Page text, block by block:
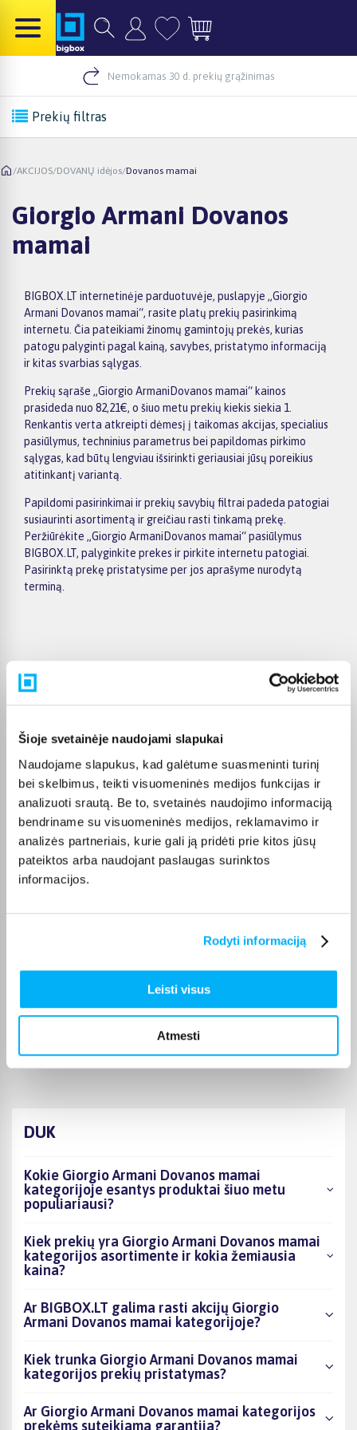
Šioje svetainėje naudojami slapukai
Naudojame slapukus, kad galėtume suasmeninti turinį
bei skelbimus, teikti visuomeninės medijos funkcijas ir
analizuoti srautą. Be to, svetainės naudojimo informaciją
bendriname su visuomeninės medijos, reklamavimo ir
analizės partneriais, kurie gali ją pridėti prie kitos jūsų
pateiktos arba naudojant paslaugas surinktos
informacijos.
Rodyti informaciją
Leisti visus
Atmesti
Nemokamas 30 d. prekių grąžinimas
Prekių filtras
/AKCIJOS/DOVANŲ idėjos/Dovanos mamai
Giorgio Armani Dovanos
mamai
BIGBOX.LT internetinėje parduotuvėje, puslapyje „Giorgio
Armani Dovanos mamai“, rasite platų prekių pasirinkimą
internetu. Čia pateikiami žinomų gamintojų prekės, kurias
patogu palyginti pagal kainą, savybes, pristatymo informaciją
ir kitas svarbias sąlygas.
Prekių sąraše „Giorgio ArmaniDovanos mamai“ kainos
prasideda nuo 82,21€, o šiuo metu prekių kiekis siekia 1.
Renkantis verta atkreipti dėmesį į taikomas akcijas, specialius
pasiūlymus, techninius parametrus bei papildomas pirkimo
sąlygas, kad būtų lengviau išsirinkti geriausiai jūsų poreikius
atitinkantį variantą.
Papildomi pasirinkimai ir prekių savybių filtrai padeda patogiai
susiaurinti asortimentą ir greičiau rasti tinkamą prekę.
Peržiūrėkite „Giorgio ArmaniDovanos mamai“ pasiūlymus
BIGBOX.LT, palyginkite prekes ir pirkite internetu patogiai.
Pasirinktą prekę pristatysime per jos aprašyme nurodytą
terminą.
Pirkėjų atsiliepimai apie prekes
Patvirtintas pirkėjas
Mano patys mėgstamiausi kvepalai. Perku juos daug metų. Ačiū
Danutė G.
Patvirtintas pirkėjas
Puiki dovana darbui ir pramogai 🙂 Ačiū
Never knew that I had so much dust in the carpet. Enough battery to
Edvardas B.
Patvirtintas pirkėjas
DUK
Kokie Giorgio Armani Dovanos mamai
kategorijoje esantys produktai šiuo metu
populiariausi?
Kiek prekių yra Giorgio Armani Dovanos mamai
kategorijos asortimente ir kokia žemiausia
kaina?
Ar BIGBOX.LT galima rasti akcijų Giorgio
Armani Dovanos mamai kategorijoje?
Kiek trunka Giorgio Armani Dovanos mamai
kategorijos prekių pristatymas?
Ar Giorgio Armani Dovanos mamai kategorijos
prekėms suteikiama garantija?